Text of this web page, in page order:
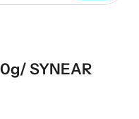
SYNEAR